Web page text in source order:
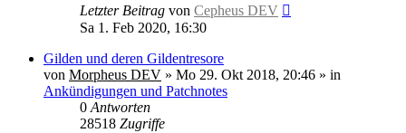
Letzter Beitrag von Cepheus DEV
Sa 1. Feb 2020, 16:30
Gilden und deren Gildentresore
von Morpheus DEV » Mo 29. Okt 2018, 20:46 » in
Ankündigungen und Patchnotes
0 Antworten
28518 Zugriffe